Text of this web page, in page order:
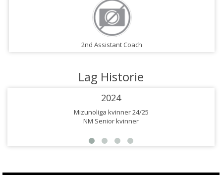
2nd Assistant Coach
Lag Historie
2024
Mizunoliga kvinner 24/25
NM Senior kvinner